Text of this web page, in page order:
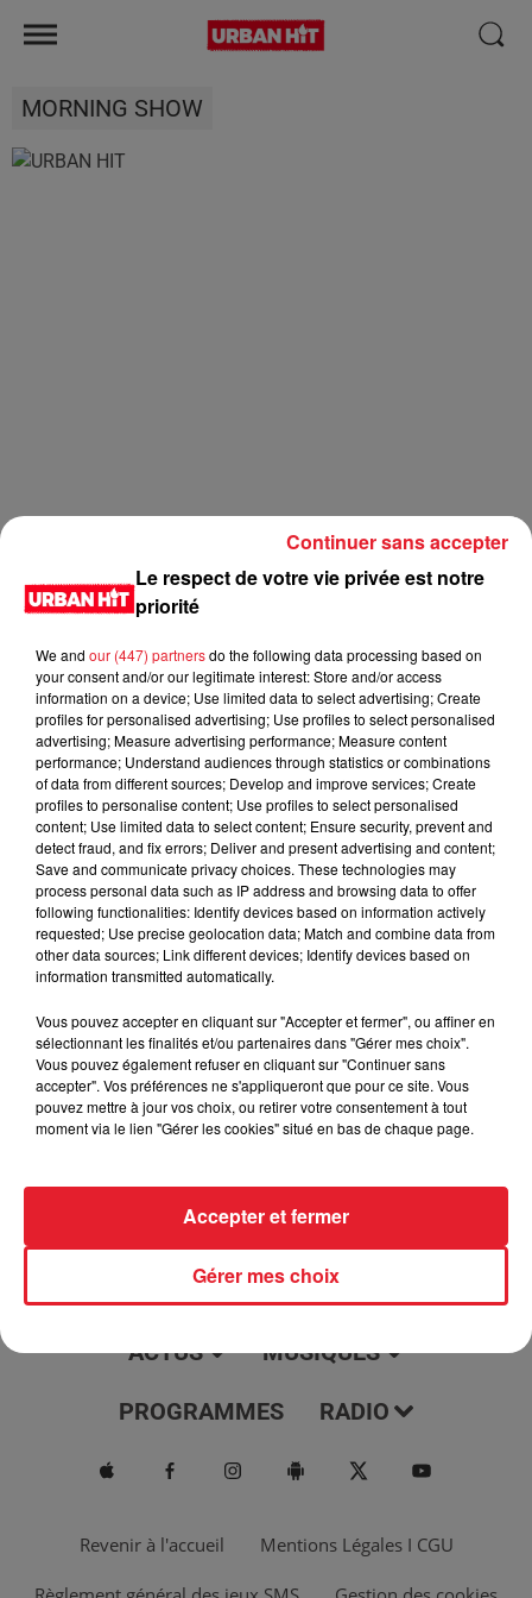
MORNING SHOW
0:00 2 min 21 sec
23 mars 2023 - 2 min 21 sec
Sondage du 23/03/2023
Du lundi au vendredi, de 6h à 09h, retrouvez Evan, Sandro,
Aline et Laura pour vous réveiller sur Urban hit. Au
programme : le jeu des 30 secondes chrono, le sondage du
jour, l'info moulaga, le saviez-vous...
ACTUS MUSIQUES
PROGRAMMES RADIO
Revenir à l'accueil Mentions Légales I CGU
Le respect de votre vie privée est notre
priorité
We and our (447) partnersdo the following data processing based on
your consent and/or our legitimate interest: Store and/or access
information on a device; Use limited data to select advertising; Create
profiles for personalised advertising; Use profiles to select personalised
advertising; Measure advertising performance; Measure content
performance; Understand audiences through statistics or combinations
of data from different sources; Develop and improve services; Create
profiles to personalise content; Use profiles to select personalised
content; Use limited data to select content; Ensure security, prevent and
detect fraud, and fix errors; Deliver and present advertising and content;
Save and communicate privacy choices. These technologies may
process personal data such as IP address and browsing data to offer
following functionalities: Identify devices based on information actively
requested; Use precise geolocation data; Match and combine data from
other data sources; Link different devices; Identify devices based on
information transmitted automatically.
Vous pouvez accepter en cliquant sur "Accepter et fermer", ou affiner en
sélectionnant les finalités et/ou partenaires dans "Gérer mes choix".
Vous pouvez également refuser en cliquant sur "Continuer sans
accepter". Vos préférences ne s'appliqueront que pour ce site. Vous
pouvez mettre à jour vos choix, ou retirer votre consentement à tout
moment via le lien "Gérer les cookies" situé en bas de chaque page.
Gérer mes choix
Accepter et fermer
Continuer sans accepter